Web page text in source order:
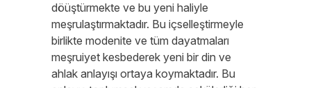
döüştürmekte ve bu yeni haliyle
meşrulaştırmaktadır. Bu içselleştirmeyle
birlikte modenite ve tüm dayatmaları
meşruiyet kesbederek yeni bir din ve
ahlak anlayışı ortaya koymaktadır. Bu